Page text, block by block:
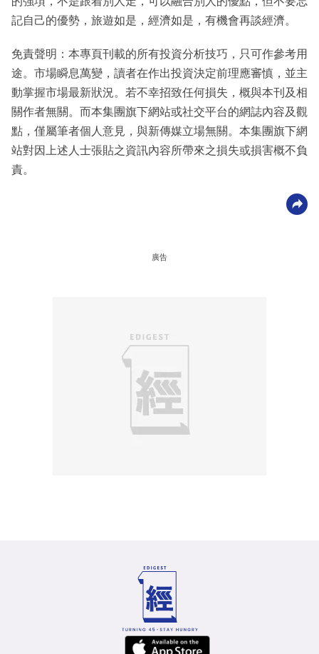
記自己的優勢，旅遊如是，經濟如是，有機會再談經濟。
免責聲明：本專頁刊載的所有投資分析技巧，只可作參考用
途。市場瞬息萬變，讀者在作出投資決定前理應審慎，並主
動掌握市場最新狀況。若不幸招致任何損失，概與本刊及相
關作者無關。而本集團旗下網站或社交平台的網誌內容及觀
點，僅屬筆者個人意見，與新傳媒立場無關。本集團旗下網
站對因上述人士張貼之資訊內容所帶來之損失或損害概不負
責。
廣告